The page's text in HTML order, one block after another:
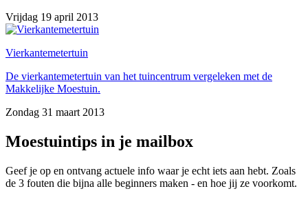
Vrijdag 19 april 2013
Vierkantemetertuin
De vierkantemetertuin van het tuincentrum vergeleken met de
Makkelijke Moestuin.
Zondag 31 maart 2013
Moestuintips in je mailbox
Geef je op en ontvang actuele info waar je echt iets aan hebt. Zoals
de 3 fouten die bijna alle beginners maken - en hoe jij ze voorkomt.